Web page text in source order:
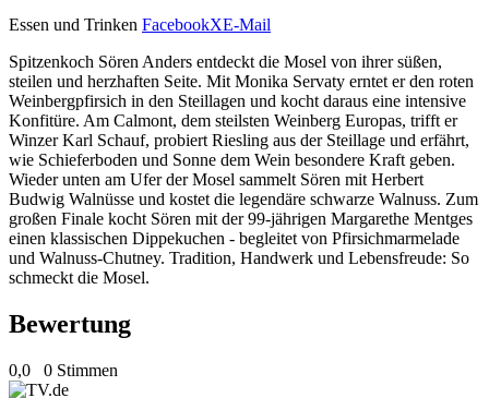
Essen und Trinken FacebookXE-Mail
Spitzenkoch Sören Anders entdeckt die Mosel von ihrer süßen,
steilen und herzhaften Seite. Mit Monika Servaty erntet er den roten
Weinbergpfirsich in den Steillagen und kocht daraus eine intensive
Konfitüre. Am Calmont, dem steilsten Weinberg Europas, trifft er
Winzer Karl Schauf, probiert Riesling aus der Steillage und erfährt,
wie Schieferboden und Sonne dem Wein besondere Kraft geben.
Wieder unten am Ufer der Mosel sammelt Sören mit Herbert
Budwig Walnüsse und kostet die legendäre schwarze Walnuss. Zum
großen Finale kocht Sören mit der 99-jährigen Margarethe Mentges
einen klassischen Dippekuchen - begleitet von Pfirsichmarmelade
und Walnuss-Chutney. Tradition, Handwerk und Lebensfreude: So
schmeckt die Mosel.
Bewertung
0,0 0 Stimmen